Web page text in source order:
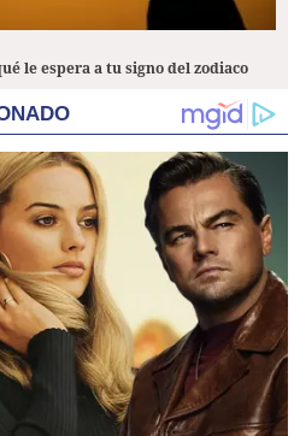
le espera a tu signo del zodiaco